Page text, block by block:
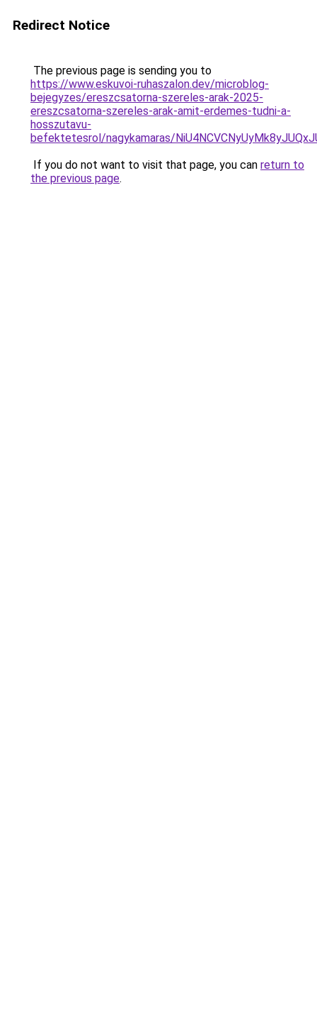
Redirect Notice
The previous page is sending you to
https://www.eskuvoi-ruhaszalon.dev/microblog-
bejegyzes/ereszcsatorna-szereles-arak-2025-
ereszcsatorna-szereles-arak-amit-erdemes-tudni-a-
hosszutavu-
befektetesrol/nagykamaras/
If you do not want to visit that page, you can return to
the previous page.